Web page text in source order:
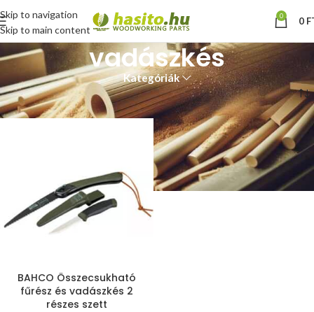
Skip to navigation
Skip to main content
0 0
vadászkés
Kategóriák
Kezdőlap “vadászkés” címkével rendelkező termékek
BAHCO Összecsukható
fűrész és vadászkés 2
részes szett